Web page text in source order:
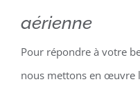
aérienne
Pour répondre à votre
nous mettons en œuvre